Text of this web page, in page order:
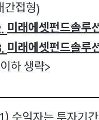
간접형)
미래에셋펀드솔루
미래에셋펀드솔루
이하 생략>